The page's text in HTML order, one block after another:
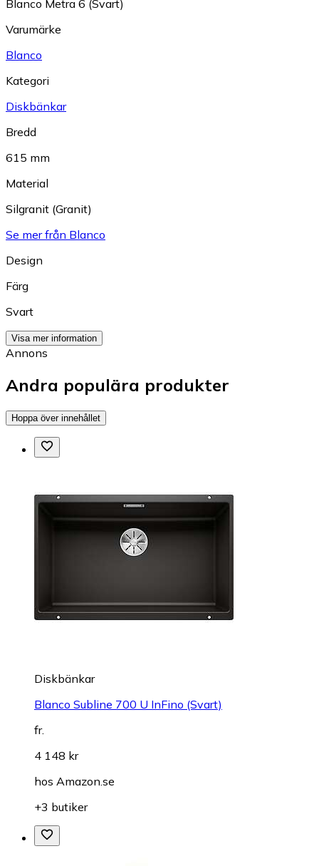
Blanco Metra 6 (Svart)
Varumärke
Blanco
Kategori
Diskbänkar
Bredd
615 mm
Material
Silgranit (Granit)
Se mer från Blanco
Design
Färg
Svart
Visa mer information
Annons
Andra populära produkter
Hoppa över innehållet
Diskbänkar
Blanco Subline 700 U InFino (Svart)
fr.
4 148 kr
hos Amazon.se
+3 butiker